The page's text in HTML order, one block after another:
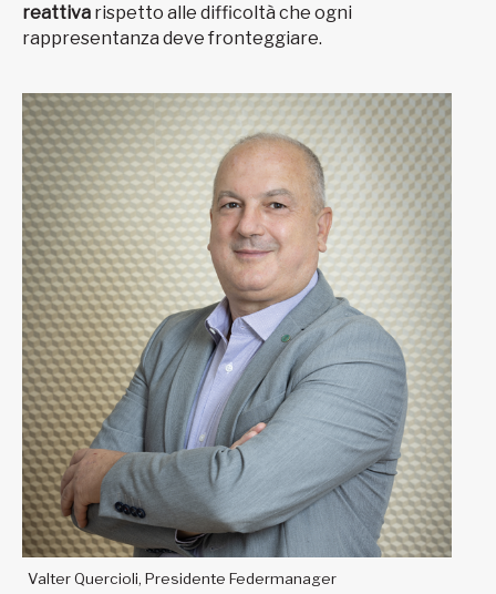
reattiva rispetto alle difficoltà che ogni
rappresentanza deve fronteggiare.
Valter Quercioli, Presidente Federmanager